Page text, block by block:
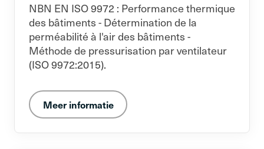
NBN EN ISO 9972 : Performance thermique
des bâtiments - Détermination de la
perméabilité à l'air des bâtiments -
Méthode de pressurisation par ventilateur
(ISO 9972:2015).
Meer informatie